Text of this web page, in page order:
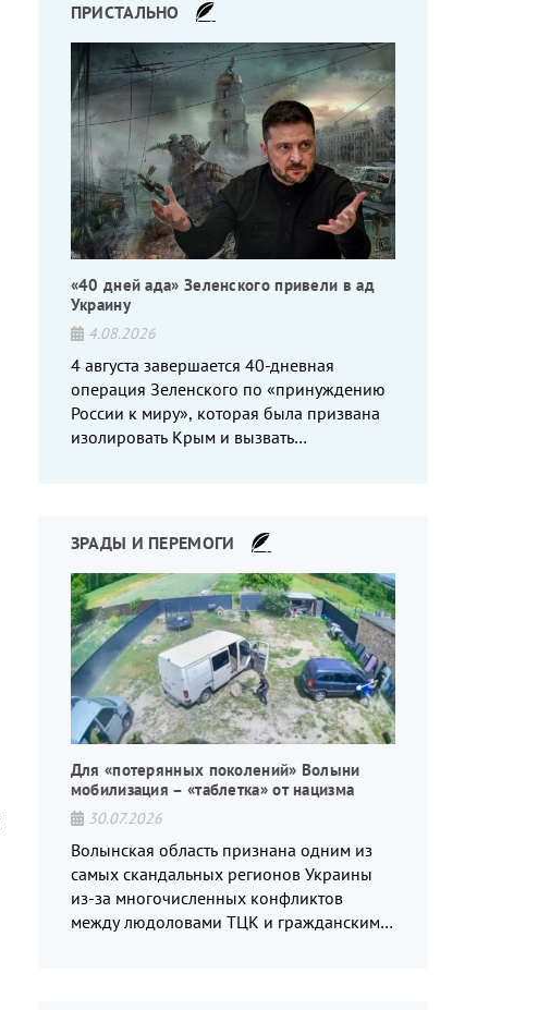
ПРИСТАЛЬНО
«40 дней ада» Зеленского привели в ад
Украину
4.08.2026
4 августа завершается 40-дневная
операция Зеленского по «принуждению
России к миру», которая была призвана
изолировать Крым и вызвать
ЗРАДЫ И ПЕРЕМОГИ
Для «потерянных поколений» Волыни
мобилизация – «таблетка» от нацизма
30.07.2026
Волынская область признана одним из
самых скандальных регионов Украины
из-за многочисленных конфликтов
между людоловами ТЦК и гражданским